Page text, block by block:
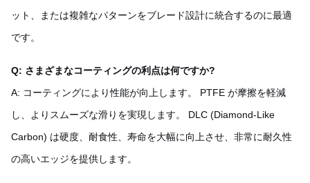
ット、または複雑なパターンをブレード設計に統合するのに最適
です。
Q: さまざまなコーティングの利点は何ですか?
A: コーティングにより性能が向上します。 PTFE が摩擦を軽減
し、よりスムーズな滑りを実現します。 DLC (Diamond-Like
Carbon) は硬度、耐食性、寿命を大幅に向上させ、非常に耐久性
の高いエッジを提供します。